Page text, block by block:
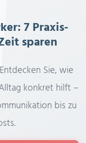
7 Praxis-
sparen
Sie, wie
konkret hilft –
bis zu